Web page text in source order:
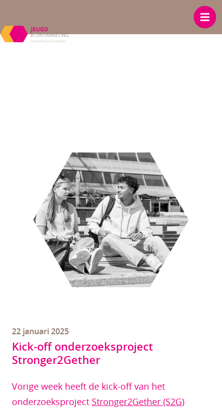
22 januari 2025
Kick-off onderzoeksproject
Stronger2Gether
Vorige week heeft de kick-off van het
onderzoeksproject Stronger2Gether (S2G)